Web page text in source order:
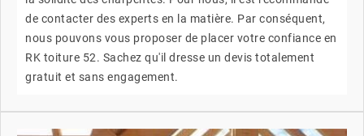
de contacter des experts en la matière. Par conséquent,
nous pouvons vous proposer de placer votre confiance en
RK toiture 52. Sachez qu'il dresse un devis totalement
gratuit et sans engagement.